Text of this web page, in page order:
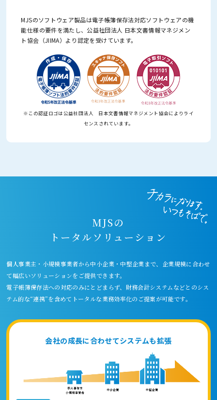
MJSのソフトウェア製品は電子帳簿保存法対応ソフトウェアの機
能仕様の要件を満たし、公益社団法人 日本文書情報マネジメン
ト協会（JIIMA）より認定を受けています。
※この認証ロゴは公益社団法人 日本文書情報マネジメント協会によりライ
センスされています。
MJSの
トータルソリューション
個人事業主・小規模事業者から中小企業・中堅企業まで、企業規模に合わせ
て幅広いソリューションをご提供できます。
電子帳簿保存法への対応のみにとどまらず、財務会計システムなどとのシス
テム的な“連携”を含めてトータルな業務効率化のご提案が可能です。
会社の成長に合わせてシステムも拡張